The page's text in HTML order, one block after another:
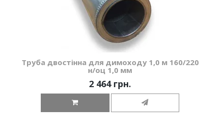
Труба двостінна для димоходу 1,0 м 160/220
н/оц 1,0 мм
2 464 грн.